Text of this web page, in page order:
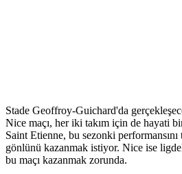
Stade Geoffroy-Guichard'da
Nice maçı, her iki takım için de hayati
Saint Etienne, bu sezonki performansını
gönlünü kazanmak istiyor. Nice ise
bu maçı kazanmak zorunda.